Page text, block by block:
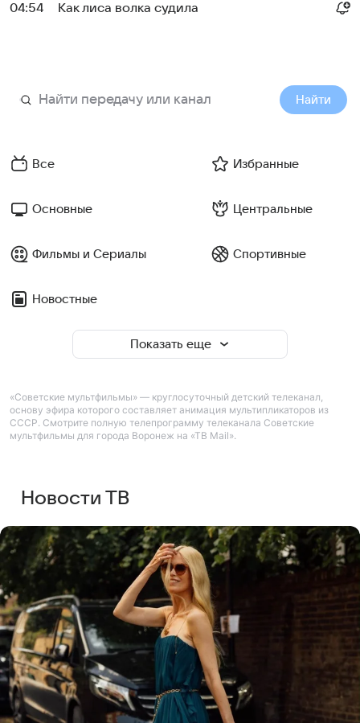
04:54
Как лиса волка судила
Найти
Все Избранные
Основные Центральные
Фильмы и Сериалы Спортивные
Новостные
Показать еще
«Советские мультфильмы» — круглосуточный детский телеканал,
основу эфира которого составляет анимация мультипликаторов из
СССР. Смотрите полную телепрограмму телеканала Советские
мультфильмы для города Воронеж на «ТВ Mail».
Новости ТВ